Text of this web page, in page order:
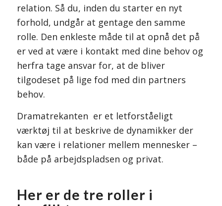
relation. Så du, inden du starter en nyt
forhold, undgår at gentage den samme
rolle. Den enkleste måde til at opnå det på
er ved at være i kontakt med dine behov og
herfra tage ansvar for, at de bliver
tilgodeset på lige fod med din partners
behov.
Dramatrekanten er et letforståeligt
værktøj til at beskrive de dynamikker der
kan være i relationer mellem mennesker –
både på arbejdspladsen og privat.
Her er de tre roller i